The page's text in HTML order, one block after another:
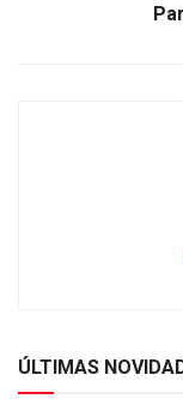
ÚLTIMAS